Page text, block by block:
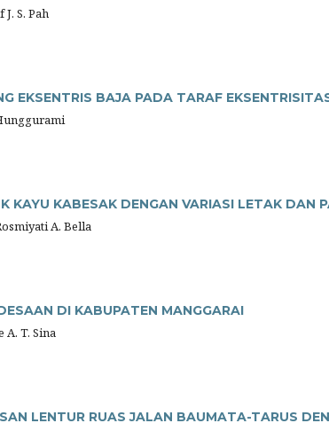
S. Pah
EKSENTRIS BAJA PADA TARAF
KAYU KABESAK DENGAN VARIASI LETAK DAN
A. Bella
DI KABUPATEN MANGGARAI
A. T. Sina
LENTUR RUAS JALAN BAUMATA-TARUS